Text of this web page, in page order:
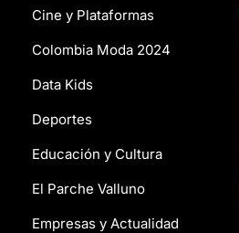
Cine y Plataformas
Colombia Moda 2024
Data Kids
Deportes
Educación y Cultura
El Parche Valluno
Empresas y Actualidad